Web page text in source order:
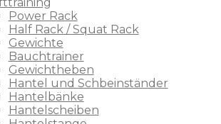
Power Rack
Half Rack / Squat Rack
Gewichte
Bauchtrainer
Gewichtheben
Hantel und Schbeinständer
Hantelbänke
Hantelscheiben